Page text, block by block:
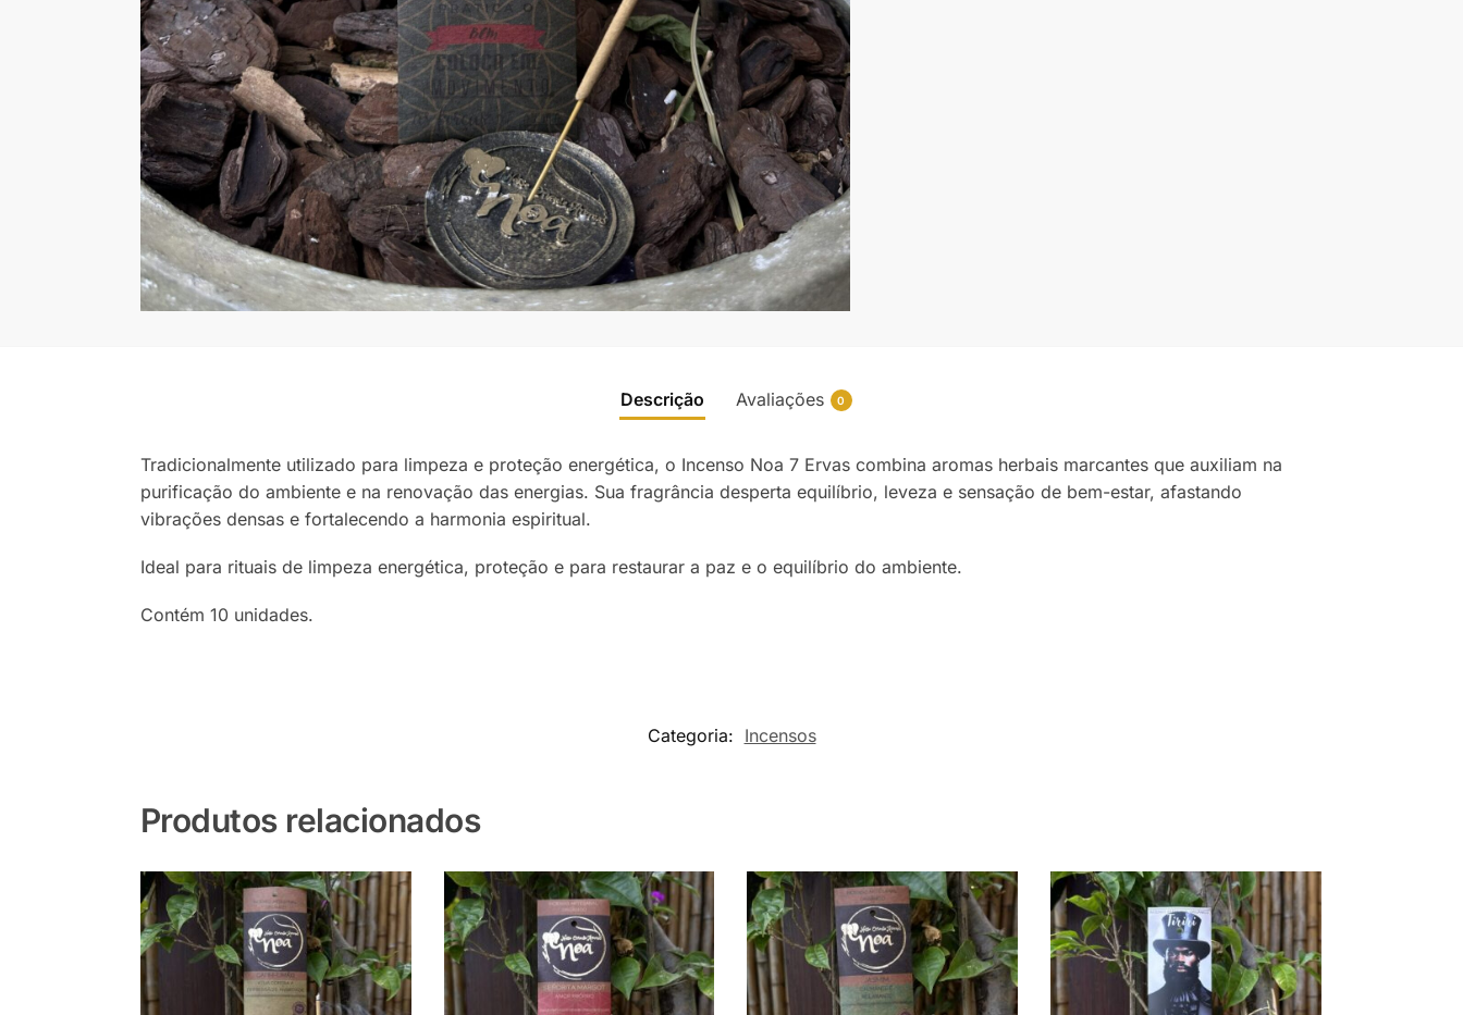
Descrição Avaliações 0
Tradicionalmente utilizado para limpeza e proteção energética, o Incenso Noa 7 Ervas combina aromas herbais marcantes que auxiliam na
purificação do ambiente e na renovação das energias. Sua fragrância desperta equilíbrio, leveza e sensação de bem-estar, afastando
vibrações densas e fortalecendo a harmonia espiritual.
Ideal para rituais de limpeza energética, proteção e para restaurar a paz e o equilíbrio do ambiente.
Contém 10 unidades.
Categoria: Incensos
Produtos relacionados